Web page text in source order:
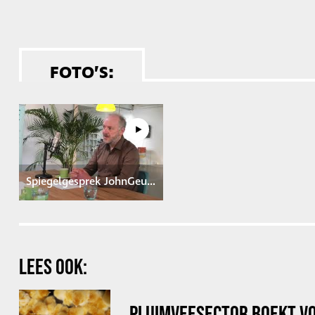
FOTO’S:
Spiegelgesprek JohnGeurts 2025
LEES OOK: